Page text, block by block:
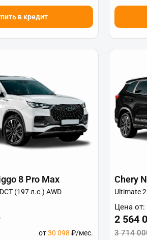
в кредит
8 Pro Max
(197 л.с.) AWD
от30 098 ₽/мес.
Chery
Ultimate
Цена от:
2 564
3 714